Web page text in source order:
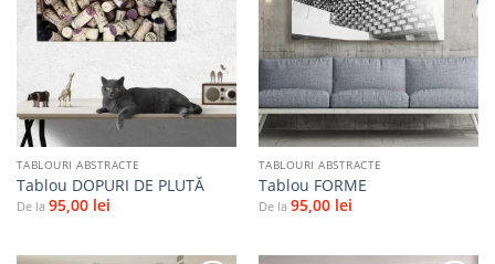
TABLOURI ABSTRACTE
Tablou DOPURI DE PLUTĂ
De la 95,00 lei
Adaugă
la
favorite
TABLOURI ABSTRACTE
Tablou FORME
De la 95,00 lei